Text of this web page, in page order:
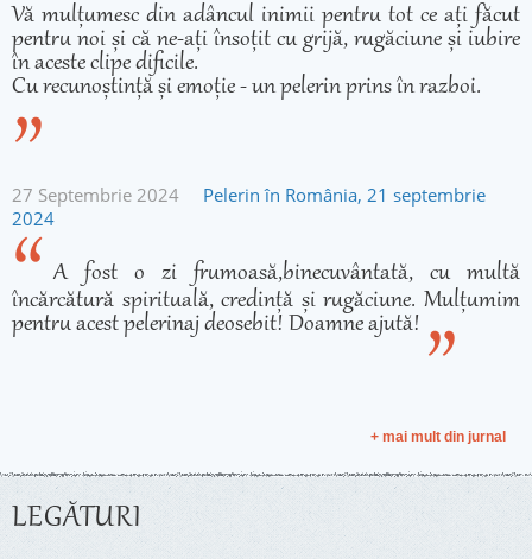
Vă mulțumesc din adâncul inimii pentru tot ce ați făcut
pentru noi și că ne-ați însoțit cu grijă, rugăciune și iubire
în aceste clipe dificile.
Cu recunoștință și emoție - un pelerin prins în razboi.
27 Septembrie 2024
Pelerin în România, 21 septembrie
2024
A fost o zi frumoasă,binecuvântată, cu multă
încărcătură spirituală, credință și rugăciune. Mulțumim
pentru acest pelerinaj deosebit! Doamne ajută!
+ mai mult din jurnal
LEGĂTURI